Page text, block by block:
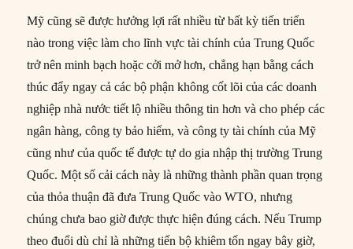
Mỹ cũng sẽ được hưởng lợi rất nhiều từ bất kỳ tiến triển
nào trong việc làm cho lĩnh vực tài chính của Trung Quốc
trở nên minh bạch hoặc cởi mở hơn, chẳng hạn bằng cách
thúc đẩy ngay cả các bộ phận không cốt lõi của các doanh
nghiệp nhà nước tiết lộ nhiều thông tin hơn và cho phép các
ngân hàng, công ty bảo hiểm, và công ty tài chính của Mỹ
cũng như của quốc tế được tự do gia nhập thị trường Trung
Quốc. Một số cải cách này là những thành phần quan trọng
của thỏa thuận đã đưa Trung Quốc vào WTO, nhưng
chúng chưa bao giờ được thực hiện đúng cách. Nếu Trump
theo đuổi dù chỉ là những tiến bộ khiêm tốn ngay bây giờ,